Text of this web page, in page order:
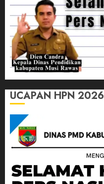
UCAPAN HPN 2026